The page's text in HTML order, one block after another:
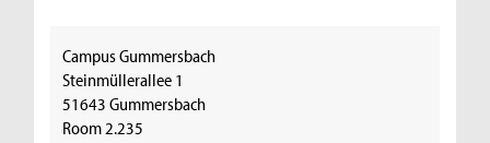
Campus Gummersbach
Steinmüllerallee 1
51643 Gummersbach
Room 2.235